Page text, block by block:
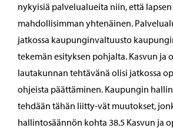
nykyisiä palvelualueita niin, että
mahdollisimman yhtenäinen.
jatkossa kaupunginvaltuusto
tekemän esityksen pohjalta. Kasvun ja
lautakunnan tehtävänä olisi jatkossa
ohjeista päättäminen. Kaupungin
tehdään tähän liitty-vät muutokset,
hallintosäännön kohta 38.5 Kasvun ja